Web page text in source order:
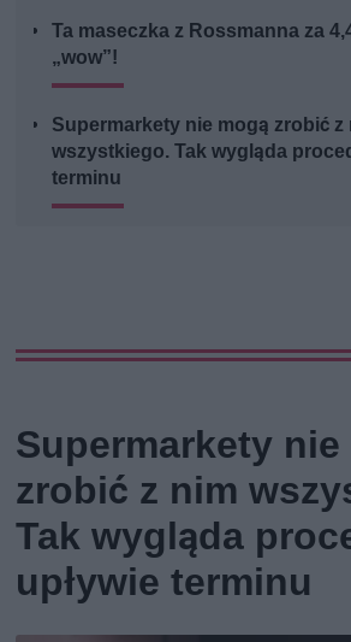
Ta maseczka z Rossmanna za
„wow”!
Supermarkety nie mogą zrobić z
wszystkiego. Tak wygląda
terminu
Supermarkety nie
zrobić z nim
Tak wygląda
upływie terminu